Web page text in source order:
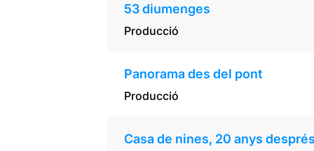
53 diumenges
Producció
Panorama des del pont
Producció
Casa de nines, 20 anys